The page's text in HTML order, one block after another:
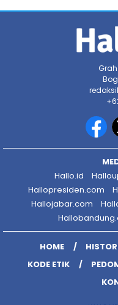
Hallo.id
Hallopresiden.com
Hallojabar.com
HOME
KODE ETIK